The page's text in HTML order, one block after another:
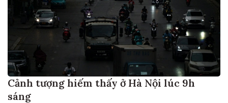
Cảnh tượng hiếm thấy ở Hà Nội lúc 9h
sáng